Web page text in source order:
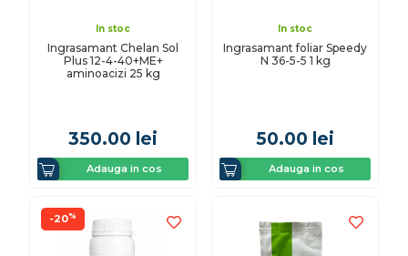
In stoc
Ingrasamant Chelan Sol
Plus 12-4-40+ME+
aminoacizi 25 kg
350.00 lei
Adauga in cos
In stoc
Ingrasamant foliar Speedy
N 36-5-5 1 kg
50.00 lei
Adauga in cos
-20%